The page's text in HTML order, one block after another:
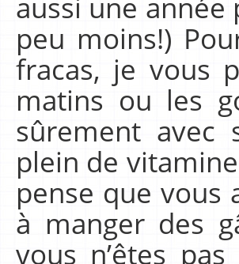
peu moins!)
fracas, je vous
matins ou les
sûrement avec
plein de
pense que vous
à manger des
vous n’êtes